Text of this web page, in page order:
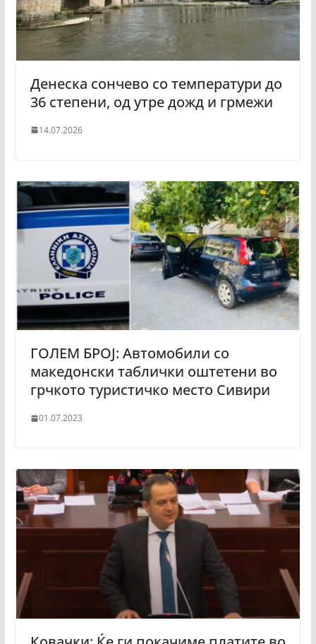
Денеска сончево со температури до
36 степени, од утре дожд и грмежи
14.07.2026
ГОЛЕМ БРОЈ: Автомобили со
македонски таблички оштетени во
грчкото туристичко место Сивири
01.07.2023